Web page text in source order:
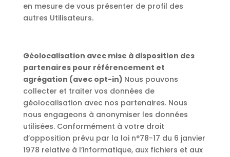
en mesure de vous présenter de profil des
autres Utilisateurs.
Géolocalisation avec mise à disposition des
partenaires pour référencement et
agrégation (avec opt-in) Nous pouvons
collecter et traiter vos données de
géolocalisation avec nos partenaires. Nous
nous engageons à anonymiser les données
utilisées. Conformément à votre droit
d’opposition prévu par la loi n°78-17 du 6 janvier
1978 relative à l’informatique, aux fichiers et aux